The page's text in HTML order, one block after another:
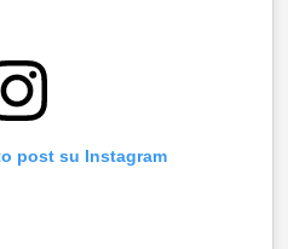
post su Instagram